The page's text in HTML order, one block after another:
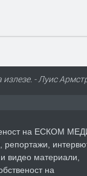
- Луис
на ЕСКОМ
видео материали,
на